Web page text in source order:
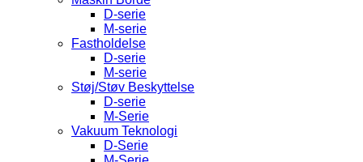
D-serie
M-serie
Fastholdelse
D-serie
M-serie
Støj/Støv Beskyttelse
D-serie
M-Serie
Vakuum Teknologi
D-Serie